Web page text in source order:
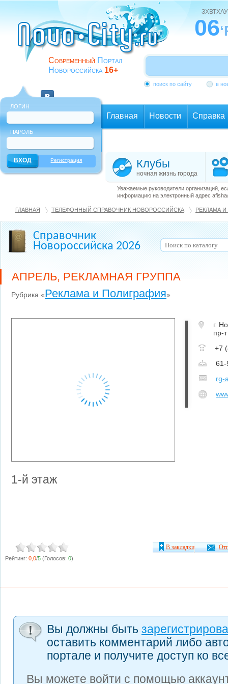
Современный Портал
Новороссийска 16+
ЗХВТХАУ
06
поиск по сайту в
ЛОГИН
ПАРОЛЬ
Регистрация
Главная Новости Справка
Клубы
ночная жизнь города
Уважаемые руководители организаций,
информацию на электронный адрес
ГЛАВНАЯ ТЕЛЕФОННЫЙ СПРАВОЧНИК НОВОРОССИЙСКА РЕКЛАМА
Справочник
Новороссийска 2026
АПРЕЛЬ, РЕКЛАМНАЯ ГРУППА
Рубрика «Реклама и Полиграфия»
г.
пр-
+7
61-
rg-
1-й этаж
Рейтинг: 0,0/5 (Голосов: 0)
В закладки
Вы должны быть
оставить комментарий либо
портале и получите доступ ко
Вы можете войти с помощью